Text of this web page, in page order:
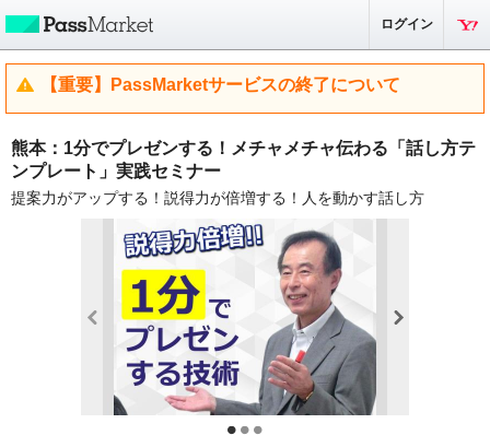
ログイン
【重要】PassMarketサービスの終了について
熊本：1分でプレゼンする！メチャメチャ伝わる「話し方テ
ンプレート」実践セミナー
提案力がアップする！説得力が倍増する！人を動かす話し方